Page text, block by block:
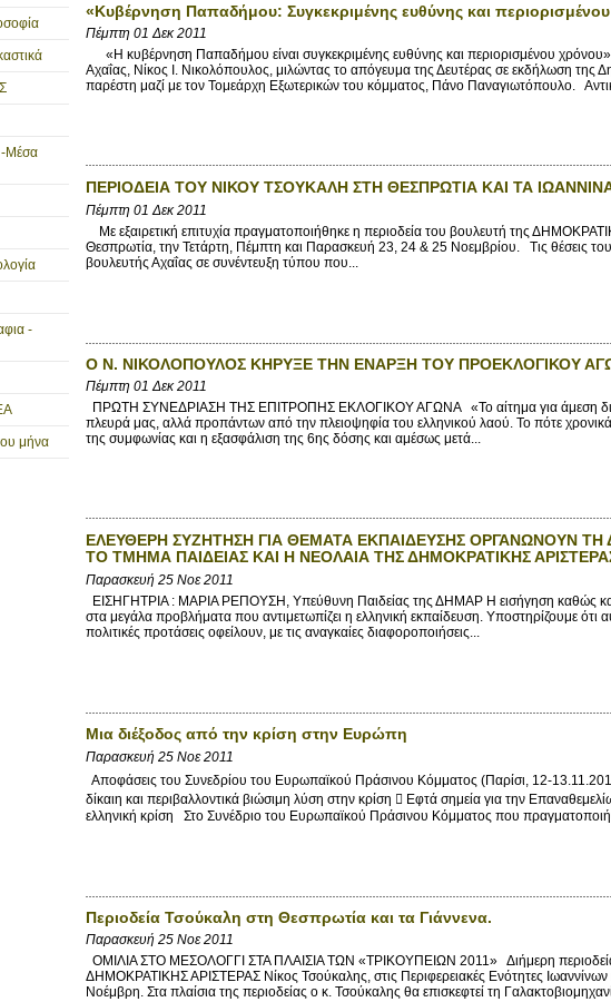
-Μέσα
-
μήνα
«Kυβέρνηση Παπαδήμου: Συγκεκριμένης ευθύνης και
Πέμπτη 01 Δεκ 2011
«Η κυβέρνηση Παπαδήμου είναι συγκεκριμένης ευθύνης και περιορισμένου
Αχαΐας, Νίκος Ι. Νικολόπουλος, μιλώντας το απόγευμα της Δευτέρας σε εκδήλωση
παρέστη μαζί με τον Τομεάρχη Εξωτερικών του κόμματος, Πάνο Παναγιωτόπουλο.
ΠΕΡΙΟΔΕΙΑ ΤΟΥ ΝΙΚΟΥ ΤΣΟΥΚΑΛΗ ΣΤΗ ΘΕΣΠΡΩΤΙΑ ΚΑΙ ΤΑ
Πέμπτη 01 Δεκ 2011
Με εξαιρετική επιτυχία πραγματοποιήθηκε η περιοδεία του βουλευτή της
Θεσπρωτία, την Τετάρτη, Πέμπτη και Παρασκευή 23, 24 & 25 Νοεμβρίου. Τις θέσεις
βουλευτής Αχαΐας σε συνέντευξη τύπου που...
Ο Ν. ΝΙΚΟΛΟΠΟΥΛΟΣ ΚΗΡΥΞΕ ΤΗΝ ΕΝΑΡΞΗ ΤΟΥ ΠΡΟΕΚΛΟΓΙΚΟΥ
Πέμπτη 01 Δεκ 2011
ΠΡΩΤΗ ΣΥΝΕΔΡΙΑΣΗ ΤΗΣ ΕΠΙΤΡΟΠΗΣ ΕΚΛΟΓΙΚΟΥ ΑΓΩΝΑ «Το αίτημα για άμεση
πλευρά μας, αλλά προπάντων από την πλειοψηφία του ελληνικού λαού. Το πότε
της συμφωνίας και η εξασφάλιση της 6ης δόσης και αμέσως μετά...
ΕΛΕΥΘΕΡΗ ΣΥΖΗΤΗΣΗ ΓΙΑ ΘΕΜΑΤΑ ΕΚΠΑΙΔΕΥΣΗΣ ΟΡΓΑΝΩΝΟΥΝ ΤΗ
ΤΟ ΤΜΗΜΑ ΠΑΙΔΕΙΑΣ ΚΑΙ Η ΝΕΟΛΑΙΑ ΤΗΣ ΔΗΜΟΚΡΑΤΙΚΗΣ
Παρασκευή 25 Νοε 2011
ΕΙΣΗΓΗΤΡΙΑ : MAΡΙΑ ΡΕΠΟΥΣΗ, Υπεύθυνη Παιδείας της ΔΗΜΑΡ Η εισήγηση καθώς
στα μεγάλα προβλήματα που αντιμετωπίζει η ελληνική εκπαίδευση. Υποστηρίζουμε ότι
πολιτικές προτάσεις οφείλουν, με τις αναγκαίες διαφοροποιήσεις...
Μια διέξοδος από την κρίση στην Ευρώπη
Παρασκευή 25 Νοε 2011
Αποφάσεις του Συνεδρίου του Ευρωπαϊκού Πράσινου Κόμματος (Παρίσι, 12-
δίκαιη και περιβαλλοντικά βιώσιμη λύση στην κρίση  Εφτά σημεία για την
ελληνική κρίση Στο Συνέδριο του Ευρωπαϊκού Πράσινου Κόμματος που
Περιοδεία Τσούκαλη στη Θεσπρωτία και τα Γιάννενα.
Παρασκευή 25 Νοε 2011
ΟΜΙΛΙΑ ΣΤΟ ΜΕΣΟΛΟΓΓΙ ΣΤΑ ΠΛΑΙΣΙΑ ΤΩΝ «ΤΡΙΚΟΥΠΕΙΩΝ 2011» Διήμερη περιοδεία
ΔΗΜΟΚΡΑΤΙΚΗΣ ΑΡΙΣΤΕΡΑΣ Νίκος Τσούκαλης, στις Περιφερειακές Ενότητες
Νοέμβρη. Στα πλαίσια της περιοδείας ο κ. Τσούκαλης θα επισκεφτεί τη